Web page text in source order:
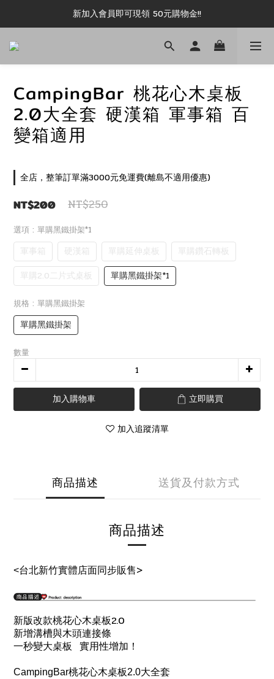
新加入會員即可現領 50元購物金!!
新加入會員即可現領 50元購物金!!
推薦好友露坑無上限領購物金!!
CampingBar 桃花心木桌板
2.0大全套 硬漢箱 軍事箱 百
變箱適用
全店，整筆訂單滿3000元免運費(離島不適用優惠)
NT$250
NT$200
選項 : 單購黑鐵掛架*1
軍事箱 硬漢箱 單購延伸桌板
單購鑽石轉板
單購2.0二片式桌板
單購黑鐵掛架*1
規格 : 單購黑鐵掛架
單購黑鐵掛架
數量
加入購物車 立即購買
加入追蹤清單
商品描述 送貨及付款方式
商品描述
<台北新竹實體店面同步販售>
新版改款桃花心木桌板2.0
新增溝槽與木頭連接條
一秒變大桌板 實用性增加！
CampingBar桃花心木桌板2.0大全套